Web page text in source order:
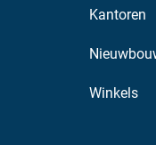
Kantoren
Winkels